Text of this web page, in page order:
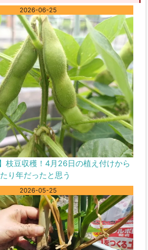
2026-06-25
枝豆収穫！4月26日の植え付けから
り年だったと思う
2026-05-25